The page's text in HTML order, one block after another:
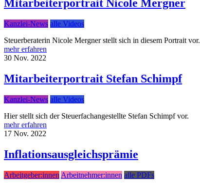
Mitarbeiterportrait Nicole Mergner
Kanzlei-News alle Videos
Steuerberaterin Nicole Mergner stellt sich in diesem Portrait vor.
mehr erfahren
30 Nov. 2022
Mitarbeiterportrait Stefan Schimpf
Kanzlei-News alle Videos
Hier stellt sich der Steuerfachangestellte Stefan Schimpf vor.
mehr erfahren
17 Nov. 2022
Inflationsausgleichsprämie
Arbeitgeber:innen Arbeitnehmer:innen alle PDFs